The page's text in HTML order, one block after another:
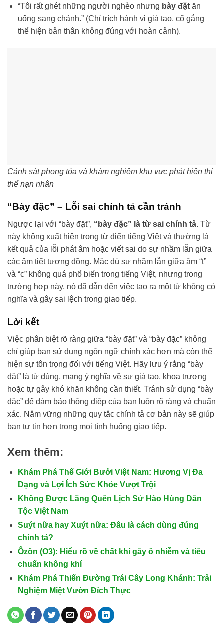
“Tôi rất ghét những người nghèo nhưng bày đặtăn
uống sang chảnh.” (Chỉ trích hành vi giả tạo, cố gắng
thể hiện bản thân không đúng với hoàn cảnh).
Cảnh sát phong tỏa và khám nghiệm khu vực phát hiện thi
thể nạn nhân
“Bày đặc” – Lỗi sai chính tả cần tránh
Ngược lại với “bày đặt”, “bày đặc” là từ sai chính tả. Từ
này không xuất hiện trong từ điển tiếng Việt và thường là
kết quả của lỗi phát âm hoặc viết sai do sự nhầm lẫn giữa
các âm tiết tương đồng. Mặc dù sự nhầm lẫn giữa âm “t”
và “c” không quá phổ biến trong tiếng Việt, nhưng trong
trường hợp này, nó đã dẫn đến việc tạo ra một từ không có
nghĩa và gây sai lệch trong giao tiếp.
Lời kết
Việc phân biệt rõ ràng giữa “bày đặt” và “bày đặc” không
chỉ giúp bạn sử dụng ngôn ngữ chính xác hơn mà còn thể
hiện sự tôn trọng đối với tiếng Việt. Hãy lưu ý rằng “bày
đặt” là từ đúng, mang ý nghĩa về sự giả tạo, khoa trương
hoặc tự gây khó khăn không cần thiết. Tránh sử dụng “bày
đặc” để đảm bảo thông điệp của bạn luôn rõ ràng và chuẩn
xác. Nắm vững những quy tắc chính tả cơ bản này sẽ giúp
bạn tự tin hơn trong mọi tình huống giao tiếp.
Xem thêm:
Khám Phá Thế Giới Bưởi Việt Nam: Hương Vị Đa
Dạng và Lợi Ích Sức Khỏe Vượt Trội
Không Được Lãng Quên Lịch Sử Hào Hùng Dân
Tộc Việt Nam
Suýt nữa hay Xuýt nữa: Đâu là cách dùng đúng
chính tả?
Ôzôn (O3): Hiểu rõ về chất khí gây ô nhiễm và tiêu
chuẩn không khí
Khám Phá Thiến Đường Trái Cây Long Khánh: Trải
Nghiệm Miệt Vườn Đích Thực